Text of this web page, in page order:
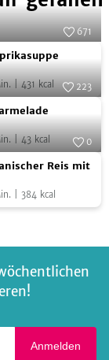
671
431 kcal
Foto:
223
43 kcal
Foto: SevenCooks
0
Reis mit
384 kcal
Anmelden